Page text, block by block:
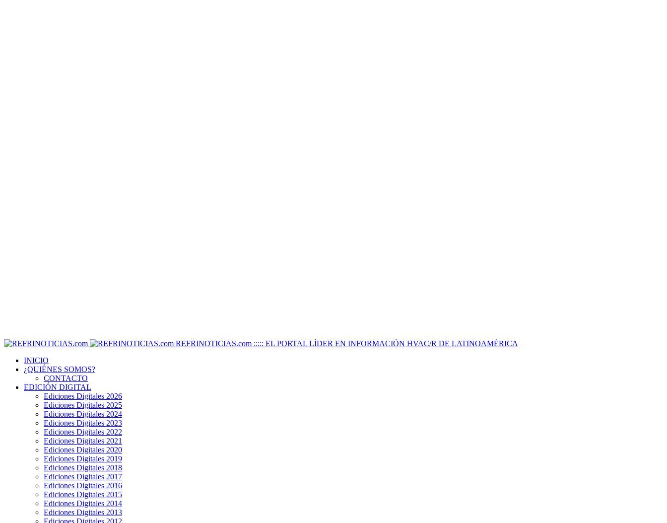
REFRINOTICIAS.com ::::: EL PORTAL LÍDER EN INFORMACIÓN HVAC/R DE LATINOAMÉRICA
INICIO
¿QUIÉNES SOMOS?
CONTACTO
EDICIÓN DIGITAL
Ediciones Digitales 2026
Ediciones Digitales 2025
Ediciones Digitales 2024
Ediciones Digitales 2023
Ediciones Digitales 2022
Ediciones Digitales 2021
Ediciones Digitales 2020
Ediciones Digitales 2019
Ediciones Digitales 2018
Ediciones Digitales 2017
Ediciones Digitales 2016
Ediciones Digitales 2015
Ediciones Digitales 2014
Ediciones Digitales 2013
Ediciones Digitales 2012